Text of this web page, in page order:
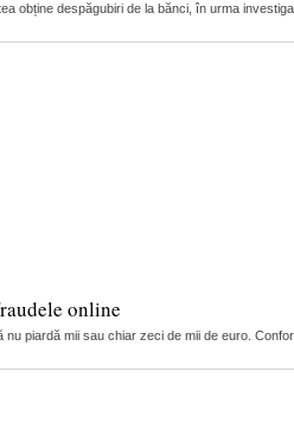
obține despăgubiri de la bănci, în urma
online
piardă mii sau chiar zeci de mii de euro.